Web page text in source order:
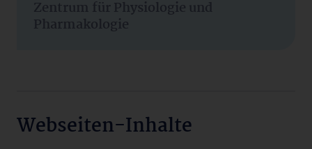
Zentrum für Physiologie und
Pharmakologie
Webseiten-Inhalte